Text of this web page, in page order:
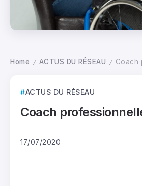
Home / ACTUS DU RÉSEAU / Coach
ACTUS DU RÉSEAU
Coach
17/07/2020